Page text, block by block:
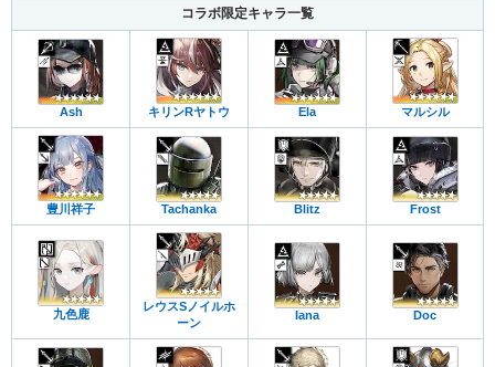
コラボ限定キャラ一覧
Ash キリンRヤトウ Ela マルシル
豊川祥子 Tachanka Blitz Frost
九色鹿
レウスSノイルホ
ーン
Iana Doc